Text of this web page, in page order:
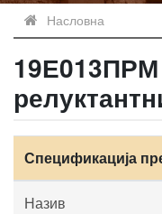
Насловна
19Е013ПРМ
Спецификација
Назив